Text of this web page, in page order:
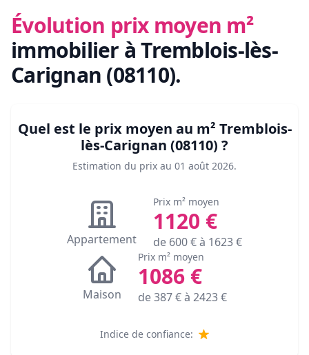
Évolution prix moyen m²
immobilier à Tremblois-lès-
Carignan (08110).
Quel est le prix moyen au m² Tremblois-
lès-Carignan (08110) ?
Estimation du prix au 01 août 2026.
Appartement
Prix m² moyen
1120 €
de 600€ à 1623€
Maison
Prix m² moyen
1086€
de387€ à 2423€
Indice de confiance: